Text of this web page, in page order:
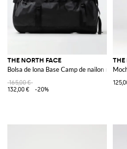
THE NORTH FACE
Bolsa de lona Base Camp de nailon
165,00 €
132,00 €
-20%
THE